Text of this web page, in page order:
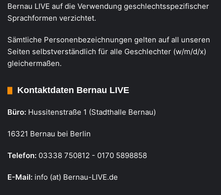
Bernau LIVE auf die Verwendung geschlechtsspezifischer
Sprachformen verzichtet.
Sämtliche Personenbezeichnungen gelten auf all unseren
Seiten selbstverständlich für alle Geschlechter (w/m/d/x)
gleichermaßen.
Kontaktdaten Bernau LIVE
Büro: Hussitenstraße 1 (Stadthalle Bernau)
16321 Bernau bei Berlin
Telefon: 03338 750812 - 0170 5898858
E-Mail: info (at) Bernau-LIVE.de